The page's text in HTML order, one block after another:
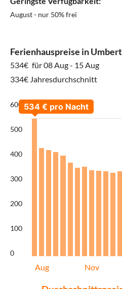
August - nur 50% frei
Ferienhauspreise in
534€ für 08 Aug - 15 Aug
334€ Jahresdurchschnitt
600
500
400
300
200
100
0
Aug Nov